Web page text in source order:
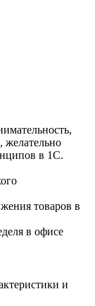
желательно
в 1С.
товаров в
в офисе
и